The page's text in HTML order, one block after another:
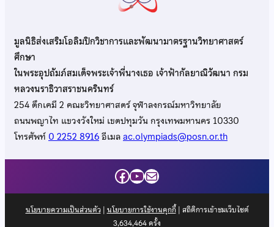
มูลนิธิส่งเสริมโอลิมปิกวิชาการและพัฒนามาตรฐานวิทยาศาสตร์
ศึกษา
ในพระอุปถัมภ์สมเด็จพระเจ้าพี่นางเธอ เจ้าฟ้ากัลยาณิวัฒนา กรม
หลวงนราธิวาสราชนครินทร์
254 ตึกเคมี 2 คณะวิทยาศาสตร์ จุฬาลงกรณ์มหาวิทยาลัย
ถนนพญาไท แขวงวังใหม่ เขตปทุมวัน กรุงเทพมหานคร 10330
โทรศัพท์0 2252 8916อีเมลac.olympiads@posn.or.th
Facebook
YouTube
Mail
นโยบายความเป็นส่วนตัว| นโยบายการใช้งานคุกกี้| สถิติการเข้าชมเว็บไซต์
3,634,464ครั้ง